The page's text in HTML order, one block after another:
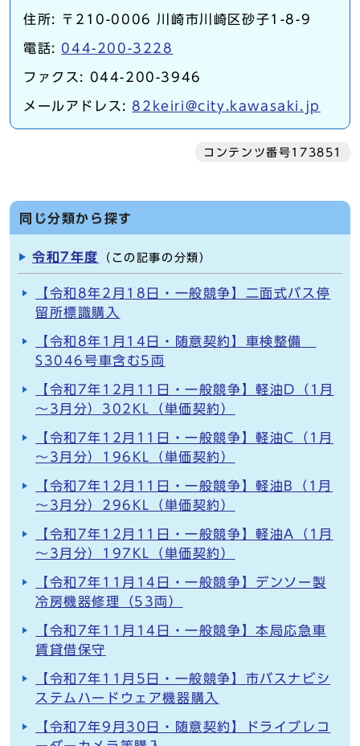
住所: 〒210-0006 川崎市川崎区砂子1-8-9
電話: 044-200-3228
ファクス: 044-200-3946
メールアドレス:82keiri@city.kawasaki.jp
コンテンツ番号173851
同じ分類から探す
令和7年度 （この記事の分類）
【令和8年2月18日・一般競争】二面式バス停
留所標識購入
【令和8年1月14日・随意契約】車検整備
S3046号車含む5両
【令和7年12月11日・一般競争】軽油D（1月
～3月分）302KL（単価契約）
【令和7年12月11日・一般競争】軽油C（1月
～3月分）196KL（単価契約）
【令和7年12月11日・一般競争】軽油B（1月
～3月分）296KL（単価契約）
【令和7年12月11日・一般競争】軽油A（1月
～3月分）197KL（単価契約）
【令和7年11月14日・一般競争】デンソー製
冷房機器修理（53両）
【令和7年11月14日・一般競争】本局応急車
賃貸借保守
【令和7年11月5日・一般競争】市バスナビシ
ステムハードウェア機器購入
【令和7年9月30日・随意契約】ドライブレコ